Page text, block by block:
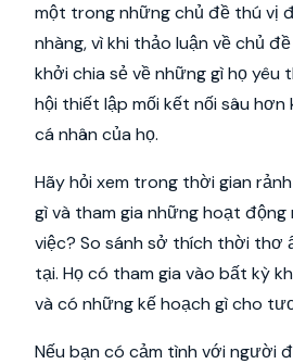
một trong những chủ đề thú vị
nhàng, vì khi thảo luận về chủ
khởi chia sẻ về những gì họ yêu
hội thiết lập mối kết nối sâu hơn
cá nhân của họ.
Hãy hỏi xem trong thời gian
gì và tham gia những hoạt động
việc? So sánh sở thích thời thơ
tại. Họ có tham gia vào bất kỳ
và có những kế hoạch gì cho
Nếu bạn có cảm tình với người